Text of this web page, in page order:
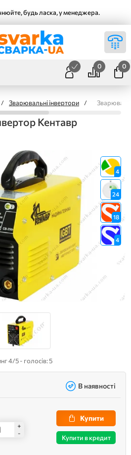
будь ласка, у менеджера.
0 0
/ Зварювальні інвертори /
Кентавр
4
24
18
4
4/5 - голосів: 5
В наявності
+
-
Купити
Купити в кредит